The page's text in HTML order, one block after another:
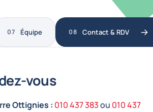
Équipe Contact & RDV
vous
Ottignies : 010 437 383ou 010 437